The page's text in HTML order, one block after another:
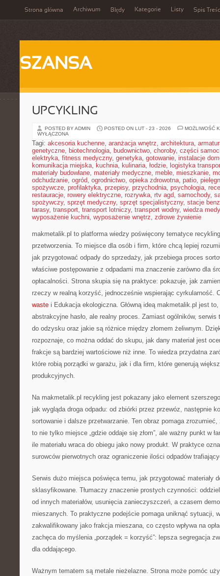
Strona główna Archiwum Błędy Kategorie Listy Spis
SZANSA
UPCYKLING
POSTED BY ADMIN POSTED ON LUT - 23 - 2026
MOŻLIWOŚĆ
WYŁĄCZONA
Tagi: akcesoria kuchenne, aranżacja wnętrz, architektura,
genetyczne, biotechnologia, budownictwo, choroby, części
elektryka, fitness medyczny, genetyka, gotowanie, instalacje
komunikacja miejska, kuchnia, kulinaria, łodzie, logistyka
materiały budowlane, materiały medyczne, meble, mieszkanie,
odchudzanie, ogród, ogrodnictwo, opieka zdrowotna, patio,
spożywcze, profilaktyka, przepisy, przychodnia, psychologia,
restauracje, rowery elektryczne, rozrywka, rtv agd, samochody,
spożywczy, sprzęt medyczny, sprzęt specjalistyczny, stacje
tarasy, transport, transport lotniczy, transport wodny, wiedza
wyposażenie kuchni, wyposażenie wnętrz, zdrowe żywienie
makmetalik.pl to platforma wiedzy poświęcony tematyce
przetworzenia. To miejsce dla osób i firm, które chcą lepiej
jak przygotować odpady do sprzedaży, jak przebiega proces
właściwe postępowanie z odpadami ma znaczenie zarówno dla
opłacalności. Strona skupia się na praktyce: pokazuje, jak
rzeczy w realną korzyść, jednocześnie wspierając cyrkularność.
waste i Edukacja ekologiczna. Główną ideą makmetalik.pl jest
abstrakcyjne hasło, ale realny proces. Zamiast ogólników, serwis
do odzysku oraz jakie są różnice między złomem żeliwnym.
rozpoznaje, co można oddać do skupu, jak dany materiał jest
frakcje są bardziej wartościowe niż inne. To wiedza przydatna
które robią porządki w garażu, jak i dla firm, które generują
produkcyjnych.
Na makmetalik.pl recykling jest pokazany jako element
jak wygląda droga odpadu: od zbiórki przez przewóz, następnie
sortowanie i dalsze przetwarzanie. Ten obraz pomaga
to nie tylko miejsce „gdzie oddaje się złom”, ale ważny punkt w
ile materiału wraca do obiegu jako nowy produkt. W praktyce
surowców pierwotnych oraz ograniczenie ilości odpadów
Serwis dużo miejsca poświęca temu, jak przygotować materiały
sklasyfikowane. Tłumaczy znaczenie prostych czynności:
od innych materiałów, usunięcia zanieczyszczeń, a czasem
mieszanych. To praktyczne podejście pomaga uniknąć sytuacji,
zakwalifikowany jako frakcja mieszana, co często wpływa na
zachęca do myślenia „porządek = korzyść”: lepsza segregacja
dla oddającego.
Ważnym tematem są metale nieżelazne. Strona może pomóc